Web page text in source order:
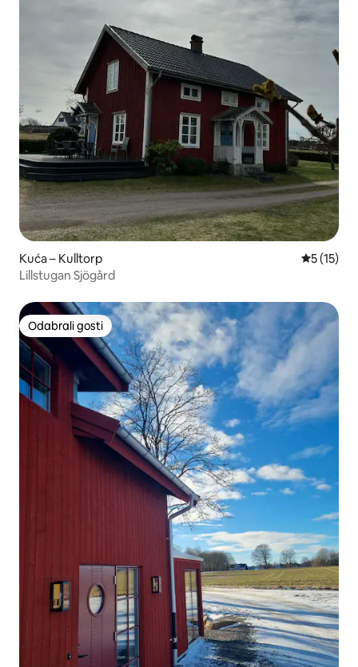
Kuća – Kulltorp Prosječna
5 (15)
Lillstugan Sjögård
Odabrali gosti
Odabrali gosti